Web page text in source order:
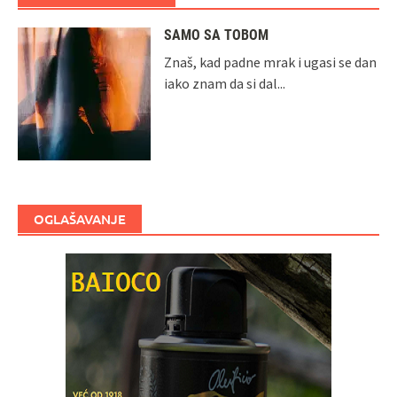
SAMO SA TOBOM
Znaš, kad padne mrak i ugasi se dan
iako znam da si dal...
OGLAŠAVANJE